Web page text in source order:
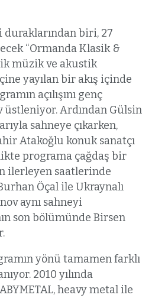
duraklarından biri, 27
“Ormanda Klasik &
müzik ve akustik
yayılan bir akış içinde
açılışını genç
Ardından Gülsin
sahneye çıkarken,
Atakoğlu konuk sanatçı
programa çağdaş bir
ilerleyen saatlerinde
Öçal ile Ukraynalı
aynı sahneyi
son bölümünde Birsen
yönü tamamen farklı
2010 yılında
heavy metal ile